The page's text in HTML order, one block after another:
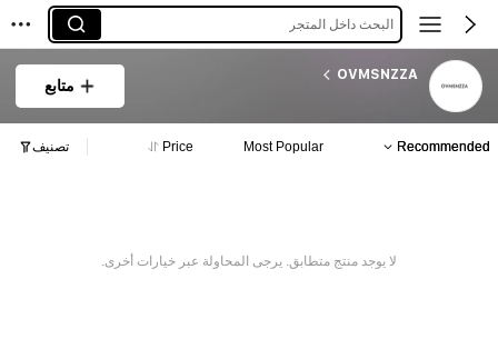
البحث داخل المتجر
OVMSNZZA
متابع
Recommended
Most Popular
Price تصنيف
لا يوجد منتج متطابق. يرجى المحاولة عبر خيارات أخرى.